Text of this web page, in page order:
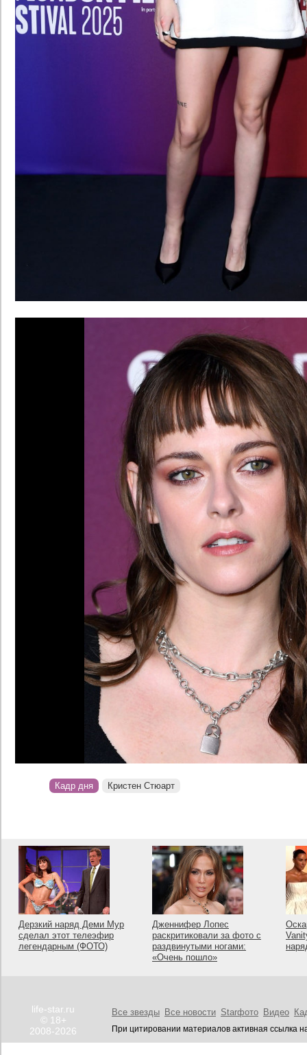
Кадр дня Кристен Стюарт
Дерзкий наряд Деми Мур
сделал этот телеэфир
легендарным (ФОТО)
Дженнифер Лопес
раскритиковали за фото с
раздвинутыми ногами:
«Очень пошло»
life-star.ru
© 18+
2008-2026
Все звезды Все новости Starфото Видео
При цитировании материалов активная ссылка